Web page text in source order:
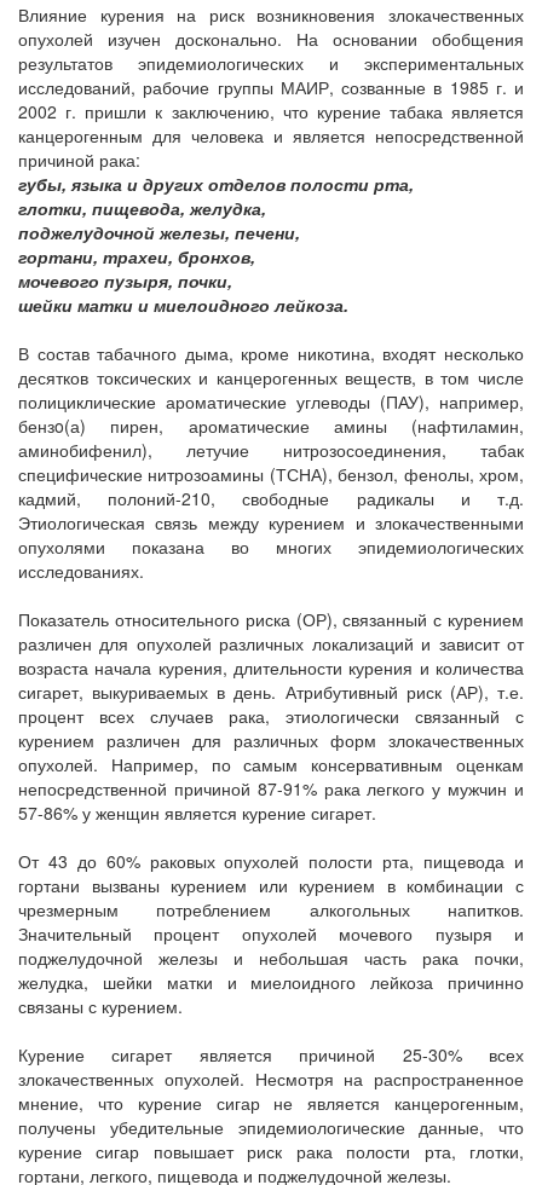
Влияние курения на риск возникновения злокачественных
опухолей изучен досконально. На основании обобщения
результатов эпидемиологических и экспериментальных
исследований, рабочие группы МАИР, созванные в 1985 г. и
2002 г. пришли к заключению, что курение табака является
канцерогенным для человека и является непосредственной
причиной рака:
губы, языка и других отделов полости рта,
глотки, пищевода, желудка,
поджелудочной железы, печени,
гортани, трахеи, бронхов,
мочевого пузыря, почки,
шейки матки и миелоидного лейкоза.
В состав табачного дыма, кроме никотина, входят несколько
десятков токсических и канцерогенных веществ, в том числе
полициклические ароматические углеводы (ПАУ), например,
бензo(а) пирен, ароматические амины (нафтиламин,
аминобифенил), летучие нитрозосоединения, табак
специфические нитрозоамины (ТСНА), бензол, фенолы, хром,
кадмий, полоний-210, свободные радикалы и т.д.
Этиологическая связь между курением и злокачественными
опухолями показана во многих эпидемиологических
исследованиях.
Показатель относительного риска (ОР), связанный с курением
различен для опухолей различных локализаций и зависит от
возраста начала курения, длительности курения и количества
сигарет, выкуриваемых в день. Атрибутивный риск (АР), т.е.
процент всех случаев рака, этиологически связанный с
курением различен для различных форм злокачественных
опухолей. Например, по самым консервативным оценкам
непосредственной причиной 87-91% рака легкого у мужчин и
57-86% у женщин является курение сигарет.
От 43 до 60% раковых опухолей полости рта, пищевода и
гортани вызваны курением или курением в комбинации с
чрезмерным потреблением алкогольных напитков.
Значительный процент опухолей мочевого пузыря и
поджелудочной железы и небольшая часть рака почки,
желудка, шейки матки и миелоидного лейкоза причинно
связаны с курением.
Курение сигарет является причиной 25-30% всех
злокачественных опухолей. Несмотря на распространенное
мнение, что курение сигар не является канцерогенным,
получены убедительные эпидемиологические данные, что
курение сигар повышает риск рака полости рта, глотки,
гортани, легкого, пищевода и поджелудочной железы.